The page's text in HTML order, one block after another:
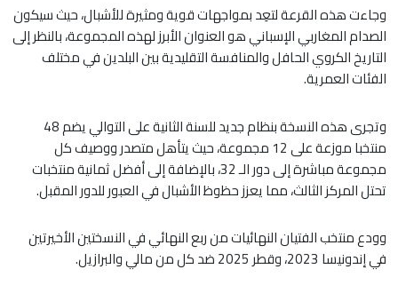
​وجاءت هذه القرعة لتعِد بمواجهات قوية ومثيرة للأشبال، حيث سيكون
الصدام المغاربي الإسباني هو العنوان الأبرز لهذه المجموعة، بالنظر إلى
التاريخ الكروي الحافل والمنافسة التقليدية بين البلدين في مختلف
الفئات العمرية.
​وتجرى هذه النسخة بنظام جديد للسنة الثانية على التوالي يضم 48
منتخبا موزعة على 12 مجموعة، حيث يتأهل متصدر ووصيف كل
مجموعة مباشرة إلى دور الـ 32، بالإضافة إلى أفضل ثمانية منتخبات
تحتل المركز الثالث، مما يعزز حظوظ الأشبال في العبور للدور المقبل.
وودع منتخب الفتيان النهائيات من ربع النهائي في النسختين الأخيرتين
في إندونيسا 2023، وقطر 2025 ضد كل من مالي والبرازيل.